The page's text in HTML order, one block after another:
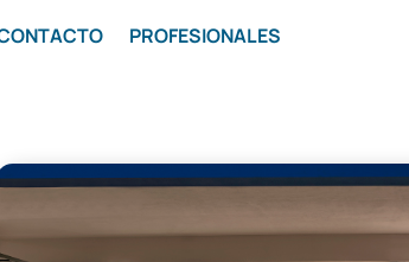
PROFESIONALES